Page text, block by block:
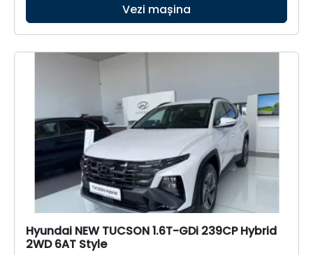
Vezi mașina
Hyundai NEW TUCSON 1.6T-GDi 239CP Hybrid
2WD 6AT Style